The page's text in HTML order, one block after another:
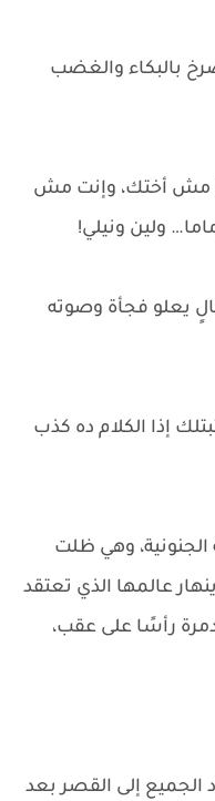
بالبكاء والغضب
مش أختك، وإنت مش
ولين ونيلي!
يعلو فجأة وصوته
إذا الكلام ده كذب
وهي ظلت
عالمها الذي تعتقد
رأسًا على عقب،
إلى القصر بعد